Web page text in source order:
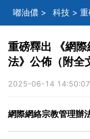
嘟油儂 > 科技 >
管理辦法》公佈（附
重磅釋出 《網
法》公佈（附全
2025-06-14 14:50:07
網際網絡宗教管理辦